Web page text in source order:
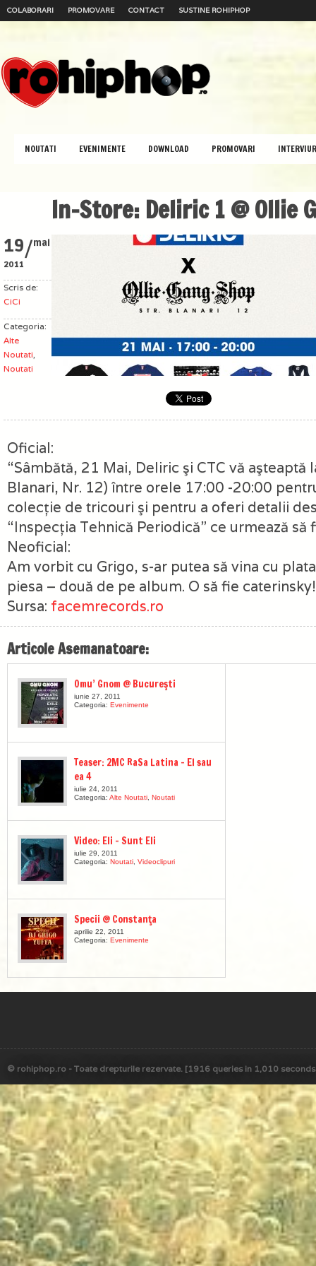
COLABORARI PROMOVARE CONTACT SUSTINE ROHIPHOP
NOUTATI EVENIMENTE DOWNLOAD PROMOVARI
In-Store: Deliric 1 @ Ollie
19/mai
2011
Scris de:
CiCi
Categoria:
Alte
Noutati,
Noutati
Oficial:
“Sâmbătă, 21 Mai, Deliric şi CTC vă aşteaptă
Blanari, Nr. 12) între orele 17:00 -20:00
colecţie de tricouri şi pentru a oferi detalii
“Inspecţia Tehnică Periodică” ce urmează să
Neoficial:
Am vorbit cu Grigo, s-ar putea să vina cu
piesa – două de pe album. O să fie
Sursa: facemrecords.ro
Articole Asemanatoare:
Omu’ Gnom @ Bucureşti
iunie 27, 2011
Categoria: Evenimente
Teaser: 2MC RaSa Latina – El sau
ea 4
iulie 24, 2011
Categoria: Alte Noutati Noutati
Video: Eli – Sunt Eli
iulie 29, 2011
Categoria: Noutati Videoclipuri
Specii @ Constanţa
aprilie 22, 2011
Categoria: Evenimente
© rohiphop.ro - Toate drepturile rezervate. [1916 queries in 1,010